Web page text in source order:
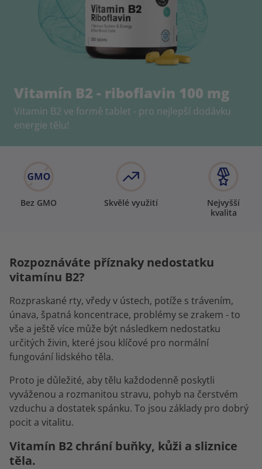
Vitamín B2 - riboflavin 100 mg
Vitamin B2 ve formě tablet - pro nejlepší dodávku
energie tělu!
Bez GMO Skvělé využití
Nejvyšší
kvalita
Rozpoznáváte příznaky nedostatku
vitamínu B2?
Rozpraskané rty, vředy v ústech, potíže s trávením,
únava, špatná koncentrace, problémy se zrakem - to
vše a ještě více může být následkem nedostatku
určitých živin, které jsou klíčové pro normální
fungování lidského těla.
Proto je důležité, aby tělu každodenně poskytli
vyváženou a rozmanitou stravu, pohyb na čerstvém
vzduchu a dostatek spánku. To jsou základy pro dobrý
pocit a vitalitu.
Vitamín B2 chrání buňky, kůži a sliznice
těla.